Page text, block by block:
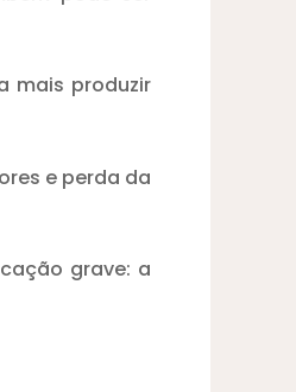
mais produzir
e perda da
grave: a